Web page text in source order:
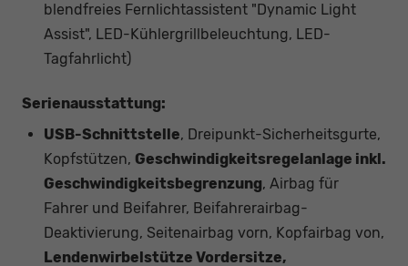
blendfreies Fernlichtassistent "Dynamic Light
Assist", LED-Kühlergrillbeleuchtung, LED-
Tagfahrlicht)
Serienausstattung:
USB-Schnittstelle, Dreipunkt-Sicherheitsgurte,
Kopfstützen, Geschwindigkeitsregelanlage inkl.
Geschwindigkeitsbegrenzung, Airbag für
Fahrer und Beifahrer, Beifahrerairbag-
Deaktivierung, Seitenairbag vorn, Kopfairbag von,
Lendenwirbelstütze Vordersitze,